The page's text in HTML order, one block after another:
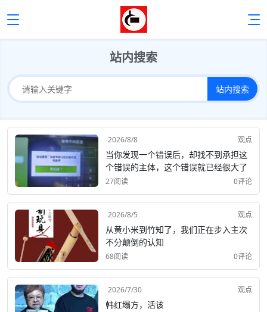
站内搜索
站内搜索
2026/8/8 观点
当你发现一个错误后，却找不到承担这
个错误的主体，这个错误就已经很大了
27阅读 0评论
2026/8/5 观点
从黄小米到竹知了，我们正在步入主次
不分颠倒的认知
68阅读 0评论
2026/7/30 观点
韩红塌方，活该